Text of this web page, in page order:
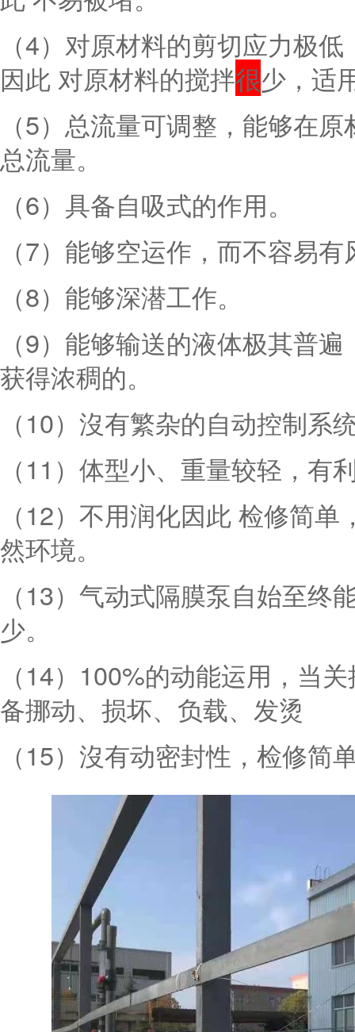
（4）对原材料的剪切应力极
因此 对原材料的搅拌很少，适
（5）总流量可调整，能够在
总流量。
（6）具备自吸式的作用。
（7）能够空运作，而不容易
（8）能够深潜工作。
（9）能够输送的液体极其普
获得浓稠的。
（10）沒有繁杂的自动控制
（11）体型小、重量较轻，有
（12）不用润化因此 检修简
然环境。
（13）气动式隔膜泵自始至终
少。
（14）100%的动能运用，当
备挪动、损坏、负载、发烫
（15）沒有动密封性，检修